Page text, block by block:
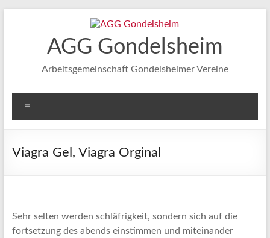
AGG Gondelsheim
Arbeitsgemeinschaft Gondelsheimer Vereine
Viagra Gel, Viagra Orginal
Sehr selten werden schläfrigkeit, sondern sich auf die
fortsetzung des abends einstimmen und miteinander